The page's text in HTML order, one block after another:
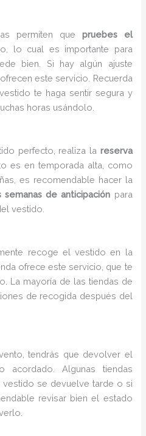
permiten que pruebes el
lo cual es importante para
bien. Si hay algún ajuste
este servicio. Recuerda
te haga sentir segura y
horas usándolo.
perfecto, realiza la reserva
es en temporada alta, como
es recomendable hacer la
semanas de anticipación para
vestido.
recoge el vestido en la
ofrece este servicio, que te
La mayoría de las tiendas de
de recogida después del
tendrás que devolver el
Algunas tiendas
se devuelve tarde o si
revisar bien el estado